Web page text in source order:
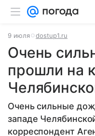
9 июля dostup1.ru
Очень
прошли на
Очень сильные
западе
корреспондент